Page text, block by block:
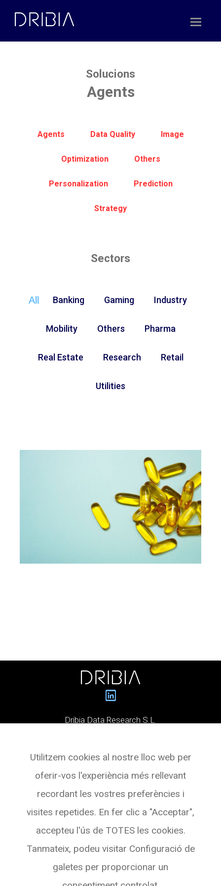
content
Solucions
Agents
Agents Data Quality Image
Optimization Others
Personalization Prediction
Strategy
Sectors
All Banking Gaming Industry
Mobility Others Pharma
Real Estate Research Retail
Utilities
Dribia Data Research S.L.
Planta 3 Oficina 4
08007 BARCELONA
See with Maps
Utilitzem cookies al nostre lloc web per
oferir-vos l'experiència més rellevant
recordant les vostres preferències i
visites repetides. En fer clic a "Acceptar",
accepteu l'ús de TOTES les cookies.
Tanmateix, podeu visitar Configuració de
galetes per proporcionar un